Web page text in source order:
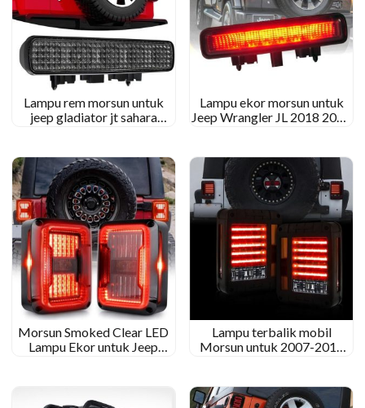
Lampu rem morsun untuk
jeep gladiator jt sahara
Lampu ekor morsun untuk
Jeep Wrangler JL 2018 2019
Morsun Smoked Clear LED
Lampu Ekor untuk Jeep
Lampu terbalik mobil
Morsun untuk 2007-2017